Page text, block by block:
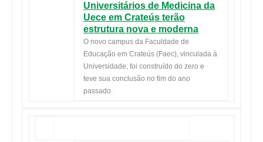
Universitários de Medicina da
Uece em Crateús terão
estrutura nova e moderna
O novo campus da Faculdade de
Educação em Crateús (Faec), vinculada à
Universidade, foi construído do zero e
teve sua conclusão no fim do ano
passado.